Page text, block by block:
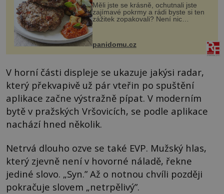
Měli jste se krásně, ochutnali jste
zajímavé pokrmy a rádi byste si ten
zážitek zopakovali? Není nic
snazšího. Pljeskavica (10 porcí)
Možná jste ji ochutnali na dovolené v
bývalé Jugoslávii, lze ji vi...
panidomu.cz
V horní části displeje se ukazuje jakýsi radar,
který překvapivě už pár vteřin po spuštění
aplikace začne výstražně pípat. V moderním
bytě v pražských Vršovicích, se podle aplikace
nachází hned několik.
Netrvá dlouho ozve se také EVP. Mužský hlas,
který zjevně není v hovorné náladě, řekne
jediné slovo. „Syn.” Až o notnou chvíli později
pokračuje slovem „netrpělivý”.